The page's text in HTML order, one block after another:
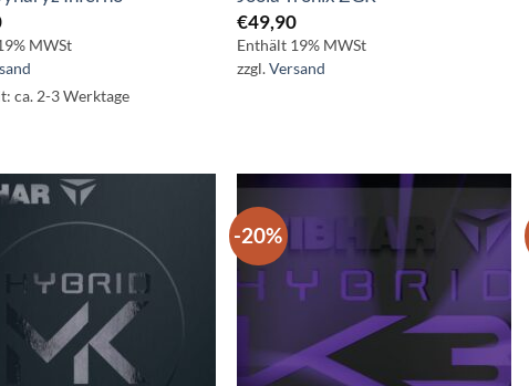
MWSt
ca. 2-3 Werktage
€49,90
Enthält 19% MWSt
zzgl.Versand
-20%